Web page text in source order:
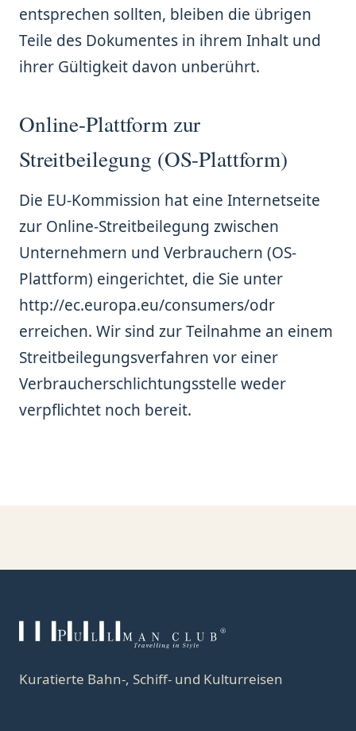
entsprechen sollten, bleiben die übrigen
Teile des Dokumentes in ihrem Inhalt und
ihrer Gültigkeit davon unberührt.
Online-Plattform zur
Streitbeilegung (OS-Plattform)
Die EU-Kommission hat eine Internetseite
zur Online-Streitbeilegung zwischen
Unternehmern und Verbrauchern (OS-
Plattform) eingerichtet, die Sie unter
http://ec.europa.eu/consumers/odr
erreichen. Wir sind zur Teilnahme an einem
Streitbeilegungsverfahren vor einer
Verbraucherschlichtungsstelle weder
verpflichtet noch bereit.
Kuratierte Bahn-, Schiff- und Kulturreisen